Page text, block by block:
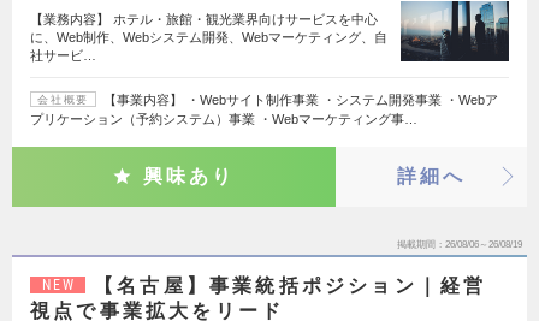
【業務内容】 ホテル・旅館・観光業界向けサービスを中心
に、Web制作、Webシステム開発、Webマーケティング、自
社サービ…
会社概要
【事業内容】 ・Webサイト制作事業 ・システム開発事業 ・Webア
プリケーション（予約システム）事業 ・Webマーケティング事…
興味あり 詳細へ
掲載期間 26/08/06～26/08/19
NEW
【名古屋】事業統括ポジション｜経営
視点で事業拡大をリード